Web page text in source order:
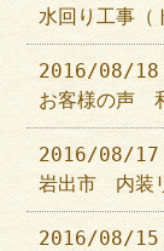
水回り工事（
2016/08/18
お客様の声
2016/08/17
岩出市 内装
2016/08/15